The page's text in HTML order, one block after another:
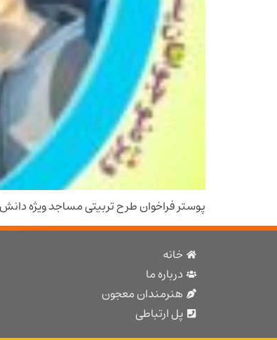
پوستر فراخوان طرح تربیتی مساجد ویژه دانش
خانه
درباره ما
هنرمندان معجون
پل ارتباطی